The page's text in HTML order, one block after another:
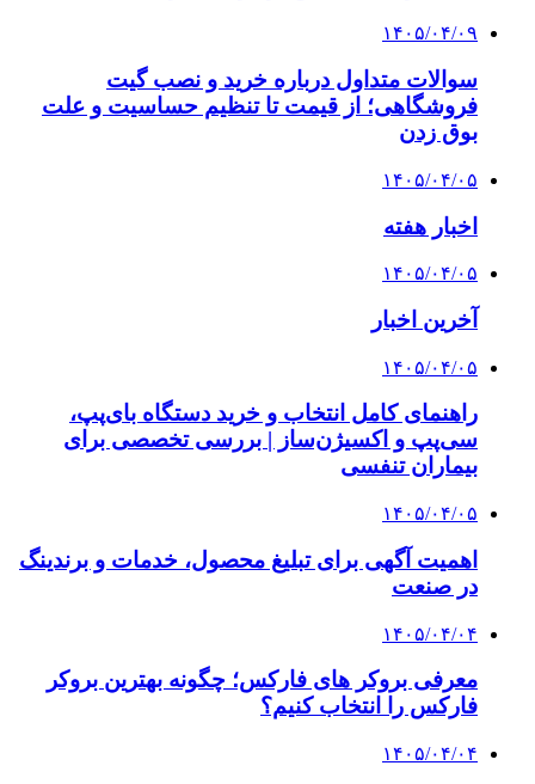
۱۴۰۵/۰۴/۰۹
سوالات متداول درباره خرید و نصب گیت
فروشگاهی؛ از قیمت تا تنظیم حساسیت و علت
بوق زدن
۱۴۰۵/۰۴/۰۵
اخبار هفته
۱۴۰۵/۰۴/۰۵
آخرین اخبار
۱۴۰۵/۰۴/۰۵
راهنمای کامل انتخاب و خرید دستگاه بای‌پپ،
سی‌پپ و اکسیژن‌ساز | بررسی تخصصی برای
بیماران تنفسی
۱۴۰۵/۰۴/۰۵
اهمیت آگهی برای تبلیغ محصول، خدمات و برندینگ
در صنعت
۱۴۰۵/۰۴/۰۴
معرفی بروکر های فارکس؛ چگونه بهترین بروکر
فارکس را انتخاب کنیم؟
۱۴۰۵/۰۴/۰۴